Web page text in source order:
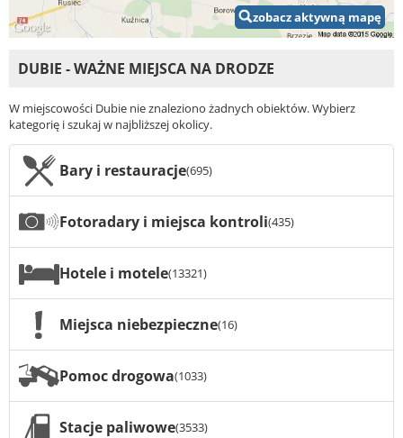
zobacz aktywną mapę
DUBIE - WAŻNE MIEJSCA NA DRODZE
W miejscowości Dubie nie znaleziono żadnych obiektów. Wybierz
kategorię i szukaj w najbliższej okolicy.
Bary i restauracje(695)
Fotoradary i miejsca kontroli(435)
Hotele i motele(13321)
Miejsca niebezpieczne(16)
Pomoc drogowa(1033)
Stacje paliwowe(3533)